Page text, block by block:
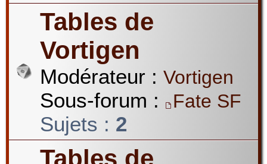
Tables de
Vortigen
Modérateur : Vortigen
Sous-forum : Fate SF
Sujets : 2
Tables de